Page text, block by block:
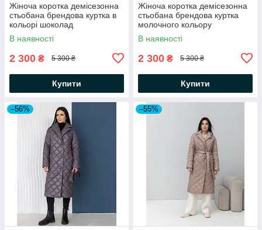
Жіноча коротка демісезонна
стьобана брендова куртка в
кольорі шоколад
В наявності
2 300 ₴ 5 300 ₴
Купити
Жіноча коротка демісезонна
стьобана брендова куртка
молочного кольору
В наявності
2 300 ₴ 5 300 ₴
Купити
–56% –55%